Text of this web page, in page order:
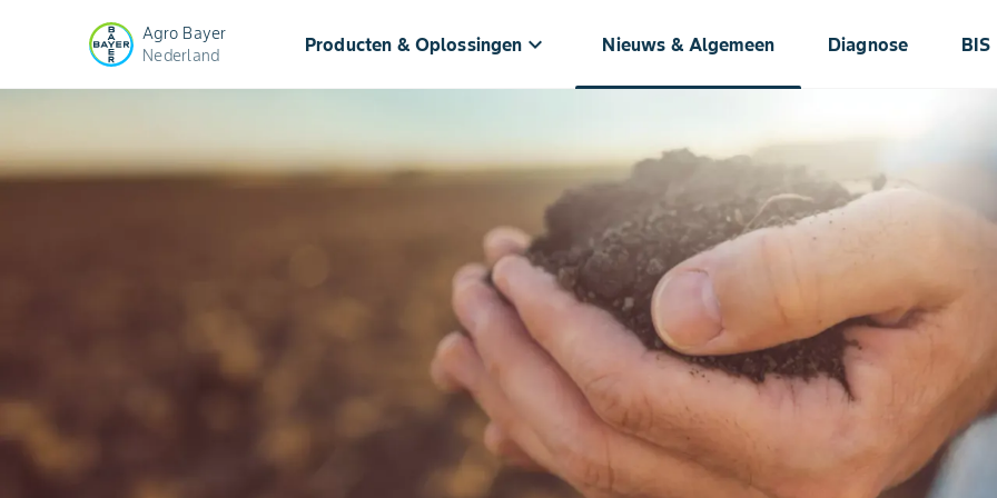
Agro Bayer
Nederland
Producten & Oplossingen keyboard_arrow_down Nieuws & Algemeen Diagnose BIS